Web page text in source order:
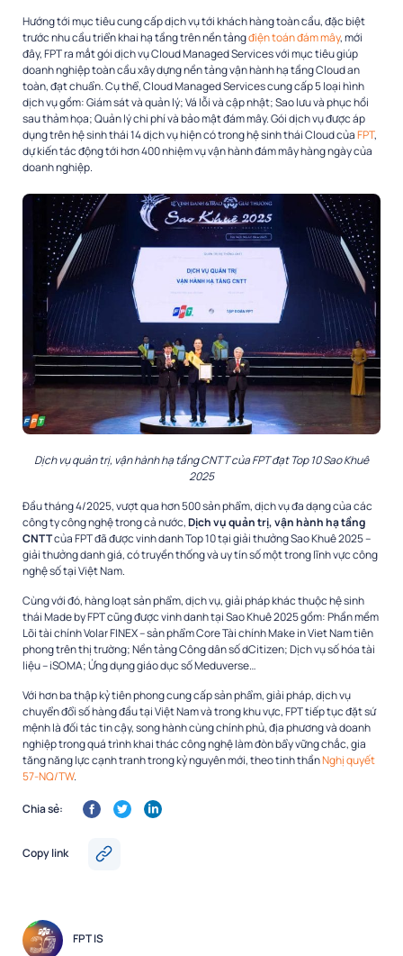
Hướng tới mục tiêu cung cấp dịch vụ tới khách hàng toàn cầu, đặc biệt
trước nhu cầu triển khai hạ tầng trên nền tảngđiện toán đám mây, mới
đây, FPT ra mắt gói dịch vụ Cloud Managed Services với mục tiêu giúp
doanh nghiệp toàn cầu xây dựng nền tảng vận hành hạ tầng Cloud an
toàn, đạt chuẩn. Cụ thể, Cloud Managed Services cung cấp 5 loại hình
dịch vụ gồm: Giám sát và quản lý; Vá lỗi và cập nhật; Sao lưu và phục hồi
sau thảm họa; Quản lý chi phí và bảo mật đám mây. Gói dịch vụ được áp
dụng trên hệ sinh thái 14 dịch vụ hiện có trong hệ sinh thái Cloud củaFPT,
dự kiến tác động tới hơn 400 nhiệm vụ vận hành đám mây hàng ngày của
doanh nghiệp.
Dịch vụ quản trị, vận hành hạ tầng CNTT của FPT đạt Top 10 Sao Khuê
2025
Đầu tháng 4/2025, vượt qua hơn 500 sản phẩm, dịch vụ đa dạng của các
công ty công nghệ trong cả nước,Dịch vụ quản trị, vận hành hạ tầng
CNTTcủa FPT đã được vinh danh Top 10 tại giải thưởng Sao Khuê 2025 –
giải thưởng danh giá, có truyền thống và uy tín số một trong lĩnh vực công
nghệ số tại Việt Nam.
Cùng với đó, hàng loạt sản phẩm, dịch vụ, giải pháp khác thuộc hệ sinh
thái Made by FPT cũng được vinh danh tại Sao Khuê 2025 gồm: Phần mềm
Lõi tài chính Volar FINEX – sản phẩm Core Tài chính Make in Viet Nam tiên
phong trên thị trường; Nền tảng Công dân số dCitizen; Dịch vụ số hóa tài
liệu – iSOMA; Ứng dụng giáo dục số Meduverse…
Với hơn ba thập kỷ tiên phong cung cấp sản phẩm, giải pháp, dịch vụ
chuyển đổi số hàng đầu tại Việt Nam và trong khu vực, FPT tiếp tục đặt sứ
mệnh là đối tác tin cậy, song hành cùng chính phủ, địa phương và doanh
nghiệp trong quá trình khai thác công nghệ làm đòn bẩy vững chắc, gia
tăng năng lực cạnh tranh trong kỷ nguyên mới, theo tinh thầnNghị quyết
57-NQ/TW.
Chia sẻ:
Copy link
FPT IS